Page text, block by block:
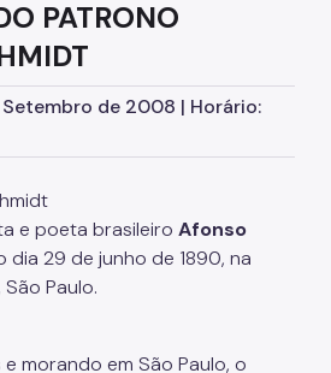
Lobato
PATRONO
de 2008 | Horário:
e poeta brasileiro Afonso
dia 29 de junho de 1890, na
Paulo.
morando em São Paulo, o